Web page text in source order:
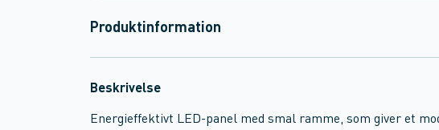
Produktinformation
Beskrivelse
Energieffektivt LED-panel med smal ramme, som giver et